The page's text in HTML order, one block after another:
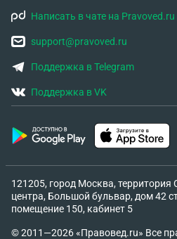
Написать в чате на Pravoved.ru
support@pravoved.ru
Поддержка в Telegram
Поддержка в VK
121205, город Москва,
центра, Большой бульвар, дом 42
помещение 150, кабинет 5
© 2011—2026 «Правовед.ru» Все